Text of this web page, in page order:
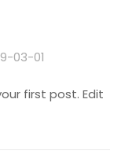
03-01
first post. Edit